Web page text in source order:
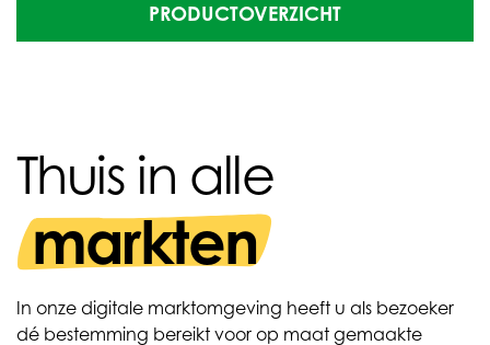
PRODUCTOVERZICHT
Thuis in alle
markten
In onze digitale marktomgeving heeft u als bezoeker
dé bestemming bereikt voor op maat gemaakte